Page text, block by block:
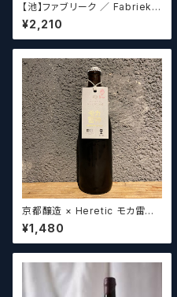
【池】ファブリーク ／ Fabriek
Oude Kriek Jart - Elle 37
5ml
¥2,210
京都醸造 × Heretic モカ雷神 /
Kyoto × Heretic MOCHA T
HUNDER【クラフトビールシザ
ーズ】
¥1,480